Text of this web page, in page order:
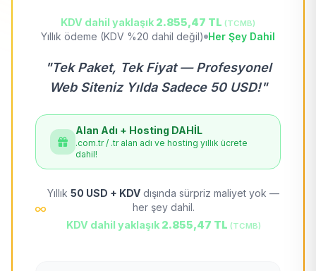
KDV dahil yaklaşık 2.855,47 TL (TCMB)
Yıllık ödeme (KDV %20 dahil değil) Her Şey Dahil
"Tek Paket, Tek Fiyat — Profesyonel
Web Siteniz Yılda Sadece 50 USD!"
Alan Adı + Hosting DAHİL
.com.tr / .tr alan adı ve hosting yıllık ücrete
dahil!
Yıllık 50 USD + KDV dışında sürpriz maliyet yok —
her şey dahil.
KDV dahil yaklaşık 2.855,47 TL (TCMB)